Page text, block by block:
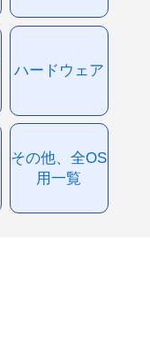
ハードウェア
その他、全OS
用一覧